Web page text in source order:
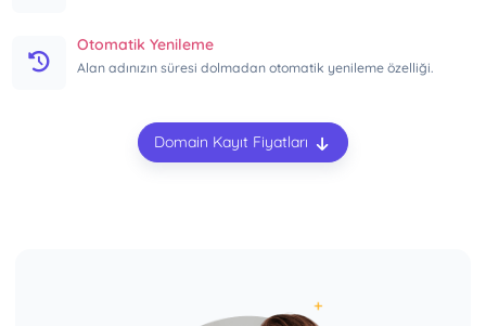
Otomatik Yenileme
Alan adınızın süresi dolmadan otomatik yenileme özelliği.
Domain Kayıt Fiyatları